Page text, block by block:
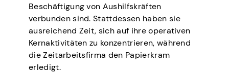
Beschäftigung von Aushilfskräften
verbunden sind. Stattdessen haben sie
ausreichend Zeit, sich auf ihre operativen
Kernaktivitäten zu konzentrieren, während
die Zeitarbeitsfirma den Papierkram
erledigt.